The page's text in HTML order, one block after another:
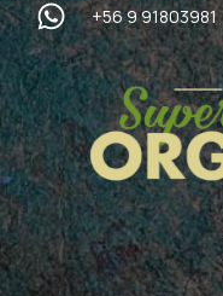
+56 9 91803981